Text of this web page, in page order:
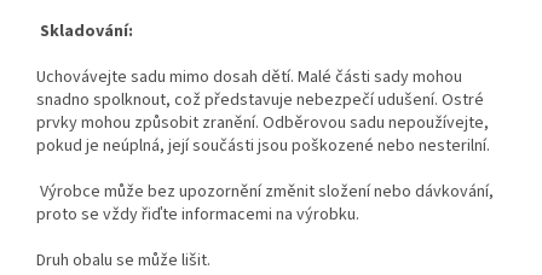
Skladování:
Uchovávejte sadu mimo dosah dětí. Malé části sady mohou
snadno spolknout, což představuje nebezpečí udušení. Ostré
prvky mohou způsobit zranění. Odběrovou sadu nepoužívejte,
pokud je neúplná, její součásti jsou poškozené nebo nesterilní.
Výrobce může bez upozornění změnit složení nebo dávkování,
proto se vždy řiďte informacemi na výrobku.
Druh obalu se může lišit.